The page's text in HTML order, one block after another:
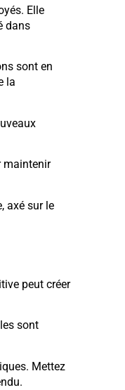
Elle
dans
sont en
la
maintenir
axé sur le
peut créer
sont
Mettez